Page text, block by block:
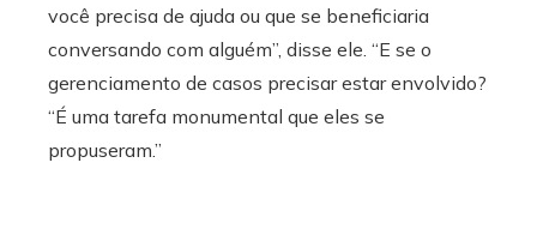
você precisa de ajuda ou que se beneficiaria
conversando com alguém”, disse ele. “E se o
gerenciamento de casos precisar estar envolvido?
“É uma tarefa monumental que eles se
propuseram.”